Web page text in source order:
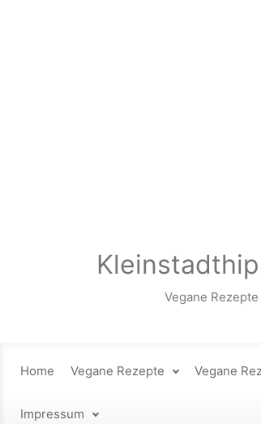
Vegane
Home Vegane Rezepte Vegane
Impressum